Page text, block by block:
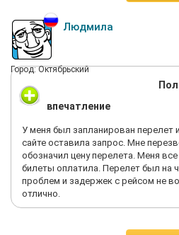
Людмила
Город: Октябрьский
впечатление
У меня был запланирован перелет
сайте оставила запрос. Мне
обозначил цену перелета. Меня
билеты оплатила. Перелет был на
проблем и задержек с рейсом не
отлично.